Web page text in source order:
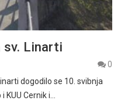
sv. Linarti
0
dogodilo se 10. svibnja
Cernik i…